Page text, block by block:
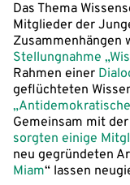
Das Thema
Mitglieder der
Zusammenhängen
Stellungnahme
Rahmen einer
geflüchteten
Gemeinsam mit der
sorgten einige
neu gegründeten
Miam“ lassen